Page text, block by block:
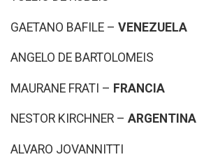
GAETANO BAFILE – VENEZUELA
ANGELO DE BARTOLOMEIS
MAURANE FRATI – FRANCIA
NESTOR KIRCHNER – ARGENTINA
ALVARO JOVANNITTI